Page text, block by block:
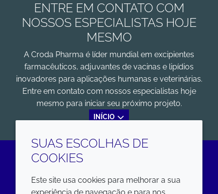
ENTRE EM CONTATO COM
NOSSOS ESPECIALISTAS HOJE
MESMO
A Croda Pharma é líder mundial em excipientes
farmacêuticos, adjuvantes de vacinas e lipídios
inovadores para aplicações humanas e veterinárias.
Entre em contato com nossos especialistas hoje
mesmo para iniciar seu próximo projeto.
INÍCIO
LinkedIn
SUAS ESCOLHAS DE
COOKIES
Este site usa cookies para melhorar a sua